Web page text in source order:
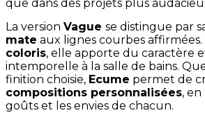
que dans des projets plus
La version Vague se distingue par
mate aux lignes courbes
coloris, elle apporte du caractère
intemporelle à la salle de bains.
finition choisie, Ecume permet de
compositions personnalisées,
goûts et les envies de chacun.